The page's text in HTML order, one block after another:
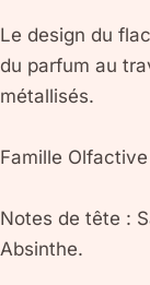
Le design du
du parfum au
métallisés.
Famille
Notes de tête :
Absinthe.